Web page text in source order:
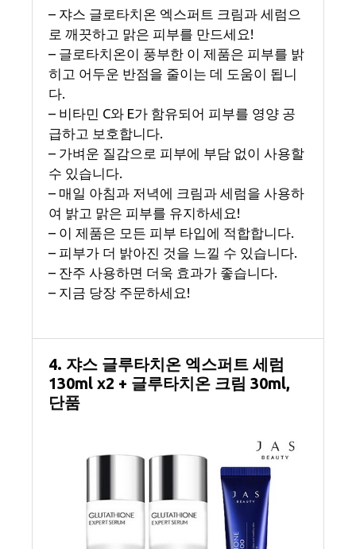
– 쟈스 글로타치온 엑스퍼트 크림과 세럼으
로 깨끗하고 맑은 피부를 만드세요!
– 글로타치온이 풍부한 이 제품은 피부를 밝
히고 어두운 반점을 줄이는 데 도움이 됩니
다.
– 비타민 C와 E가 함유되어 피부를 영양 공
급하고 보호합니다.
– 가벼운 질감으로 피부에 부담 없이 사용할
수 있습니다.
– 매일 아침과 저녁에 크림과 세럼을 사용하
여 밝고 맑은 피부를 유지하세요!
– 이 제품은 모든 피부 타입에 적합합니다.
– 피부가 더 밝아진 것을 느낄 수 있습니다.
– 잔주 사용하면 더욱 효과가 좋습니다.
– 지금 당장 주문하세요!
4. 쟈스 글루타치온 엑스퍼트 세럼
130ml x2 + 글루타치온 크림 30ml,
단품